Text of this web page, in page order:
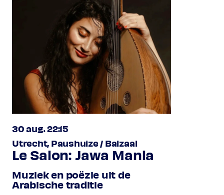
30 aug. 22:15
Utrecht, Paushuize / Balzaal
Le Salon: Jawa Manla
Muziek en poëzie uit de
Arabische traditie